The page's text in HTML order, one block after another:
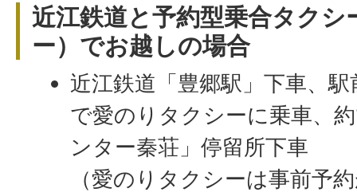
近江鉄道と予約型乗合タク
ー）でお越しの場合
近江鉄道「豊郷駅」下車、
で愛のりタクシーに乗車、
ンター秦荘」停留所下車
（愛のりタクシーは事前予